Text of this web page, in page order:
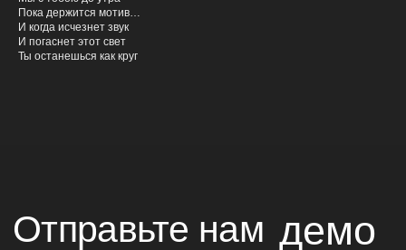
Пока держится мотив…
И когда исчезнет звук
И погаснет этот свет
Ты останешься как круг
Пришлите ссылку на карточку исполнителя в
Яндекс Музыке